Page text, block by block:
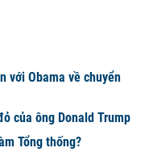
với Obama về chuyển
của ông Donald Trump
Tổng thống?